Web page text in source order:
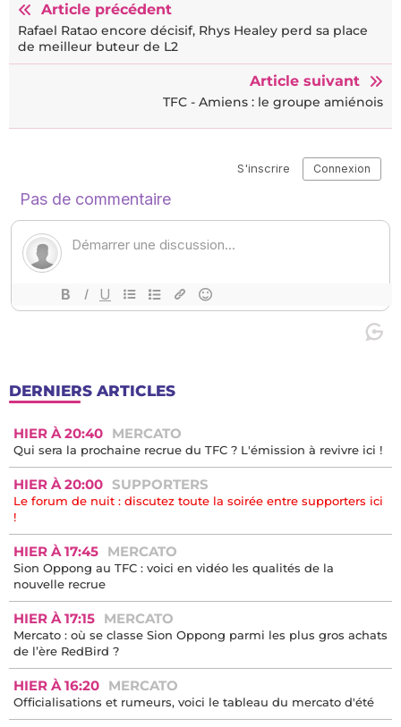
Article précédent
Rafael Ratao encore décisif, Rhys Healey perd sa place
de meilleur buteur de L2
Article suivant
TFC - Amiens : le groupe amiénois
DERNIERS ARTICLES
HIER À 20:40 MERCATO
Qui sera la prochaine recrue du TFC ? L'émission à revivre ici !
HIER À 20:00 SUPPORTERS
Le forum de nuit : discutez toute la soirée entre supporters ici
!
HIER À 17:45 MERCATO
Sion Oppong au TFC : voici en vidéo les qualités de la
nouvelle recrue
HIER À 17:15 MERCATO
Mercato : où se classe Sion Oppong parmi les plus gros achats
de l’ère RedBird ?
HIER À 16:20 MERCATO
Officialisations et rumeurs, voici le tableau du mercato d'été